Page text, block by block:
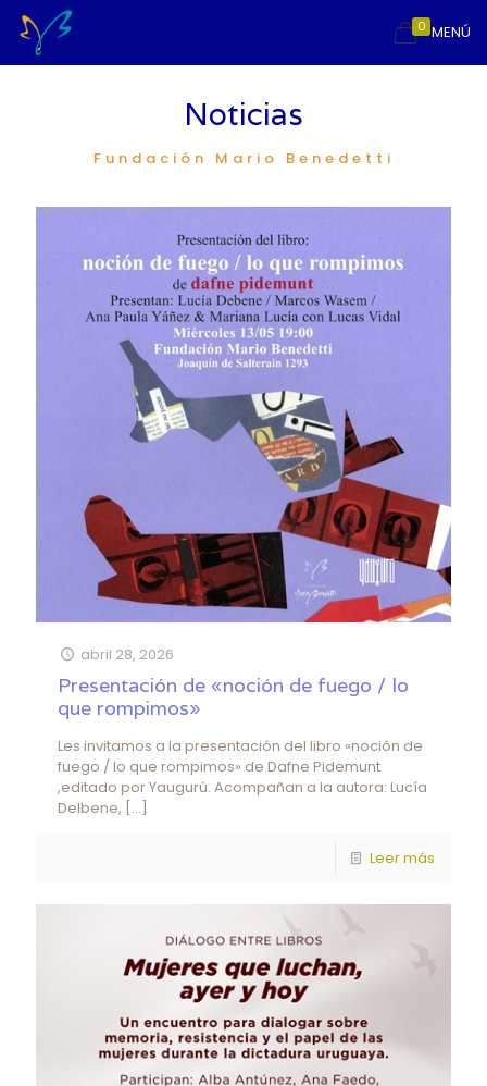
MENÚ
0
Noticias
Fundación Mario Benedetti
abril 28, 2026
Presentación de «noción de fuego / lo
que rompimos»
Les invitamos a la presentación del libro «noción de
fuego / lo que rompimos» de Dafne Pidemunt
,editado por Yaugurú. Acompañan a la autora: Lucía
Delbene, […]
Leer más